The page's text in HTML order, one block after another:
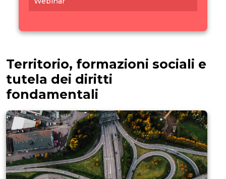
Territorio, formazioni sociali e
tutela dei diritti
fondamentali